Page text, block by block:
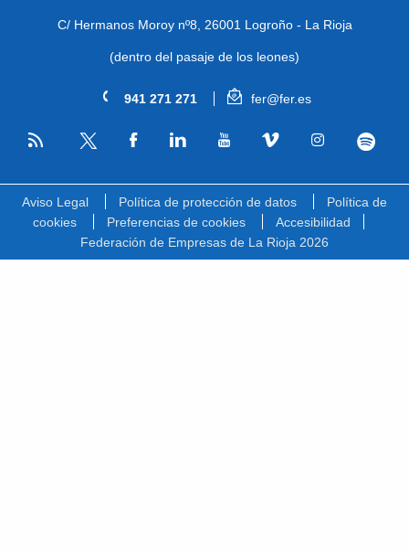
C/ Hermanos Moroy nº8, 26001 Logroño - La Rioja
(dentro del pasaje de los leones)
941 271 271 fer@fer.es
RSS
Aviso Legal Política de protección de datos
Política de
cookies
Preferencias de cookies
Accesibilidad
Federación de Empresas de La Rioja 2026